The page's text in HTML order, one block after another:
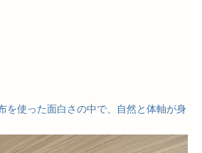
を使った面白さの中で、自然と体軸が身